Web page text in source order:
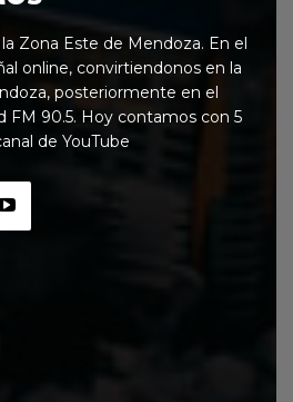
Zona Este de Mendoza. En el
online, convirtiendonos en la
posteriormente en el
FM 90.5. Hoy contamos con 5
de YouTube